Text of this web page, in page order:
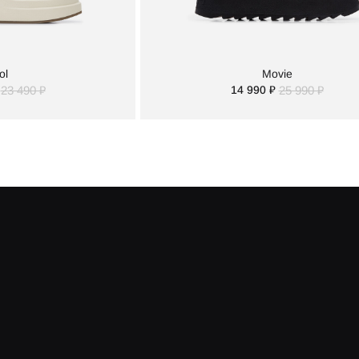
23 490 ₽
Movie
14 990 ₽ 25 990 ₽